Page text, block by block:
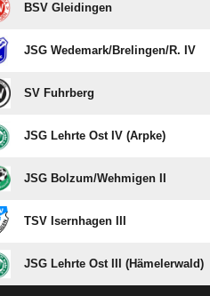
BSV Gleidingen
JSG Wedemark/​Brelingen/​R. IV
SV Fuhrberg
JSG Lehrte Ost IV (Arpke)
JSG Bolzum/​Wehmigen II
TSV Isernhagen III
JSG Lehrte Ost III (Hämelerwald)